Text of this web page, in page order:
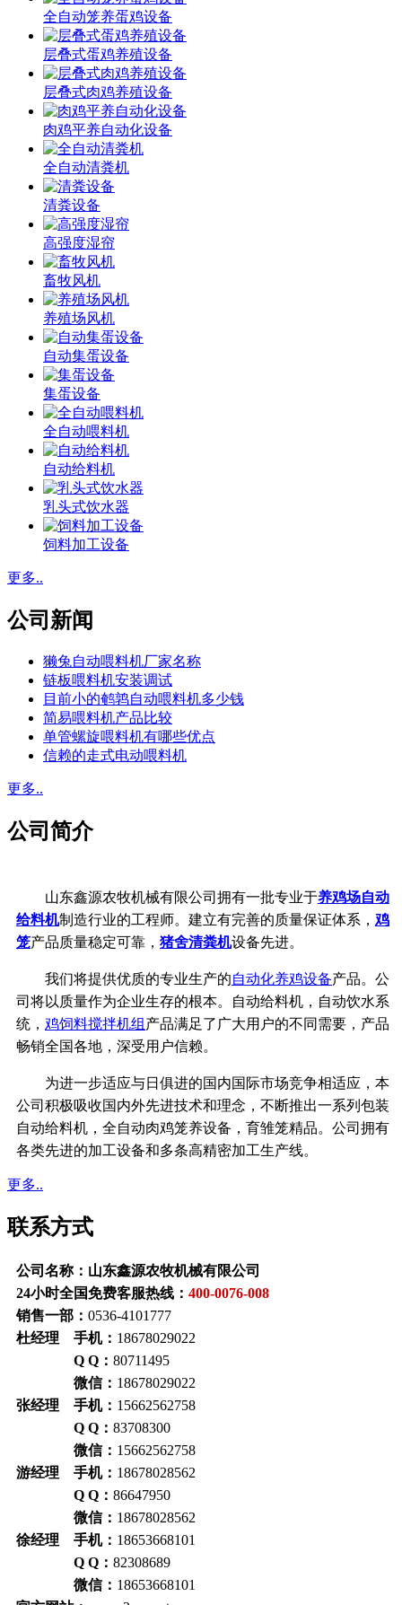
全自动笼养蛋鸡设备
层叠式蛋鸡养殖设备
层叠式肉鸡养殖设备
肉鸡平养自动化设备
全自动清粪机
清粪设备
高强度湿帘
畜牧风机
养殖场风机
自动集蛋设备
集蛋设备
全自动喂料机
自动给料机
乳头式饮水器
饲料加工设备
更多..
公司新闻
獭兔自动喂料机厂家名称
链板喂料机安装调试
目前小的鹌鹑自动喂料机多少钱
简易喂料机产品比较
单管螺旋喂料机有哪些优点
信赖的走式电动喂料机
更多..
公司简介
山东鑫源农牧机械有限公司拥有一批专业于养鸡场自动
给料机制造行业的工程师。建立有完善的质量保证体系， 鸡
笼产品质量稳定可靠， 猪舍清粪机设备先进。
我们将提供优质的专业生产的自动化养鸡设备产品。公
司将以质量作为企业生存的根本。自动给料机，自动饮水系
统， 鸡饲料搅拌机组 产品满足了广大用户的不同需要，产品
畅销全国各地，深受用户信赖。
为进一步适应与日俱进的国内国际市场竞争相适应，本
公司积极吸收国内外先进技术和理念，不断推出一系列包装
自动给料机，全自动肉鸡笼养设备，育雏笼精品。公司拥有
各类先进的加工设备和多条高精密加工生产线。
更多..
联系方式
公司名称：山东鑫源农牧机械有限公司
24小时全国免费客服热线： 400-0076-008
销售一部： 0536-4101777
杜经理 手机： 18678029022
Q Q： 80711495
微信： 18678029022
张经理 手机： 15662562758
Q Q： 83708300
微信： 15662562758
游经理 手机： 18678028562
Q Q： 86647950
微信： 18678028562
徐经理 手机： 18653668101
Q Q： 82308689
微信： 18653668101